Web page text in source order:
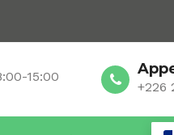
15:00
+226